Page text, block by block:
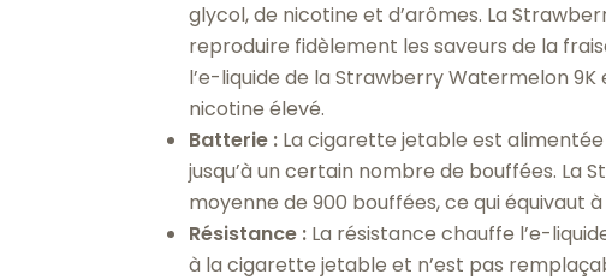
glycol, de nicotine et d’arômes. La
reproduire fidèlement les saveurs de la
l’e-liquide de la Strawberry Watermelon
nicotine élevé.
Batterie : La cigarette jetable est
jusqu’à un certain nombre de bouffées. La
moyenne de 900 bouffées, ce qui équivaut
Résistance : La résistance chauffe l’e-
à la cigarette jetable et n’est pas